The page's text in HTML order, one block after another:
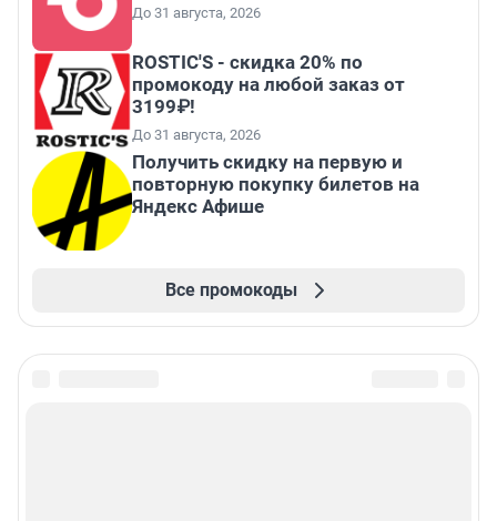
До 31 августа, 2026
ROSTIC'S - скидка 20% по
промокоду на любой заказ от
3199₽!
До 31 августа, 2026
Получить скидку на первую и
повторную покупку билетов на
Яндекс Афише
Все промокоды